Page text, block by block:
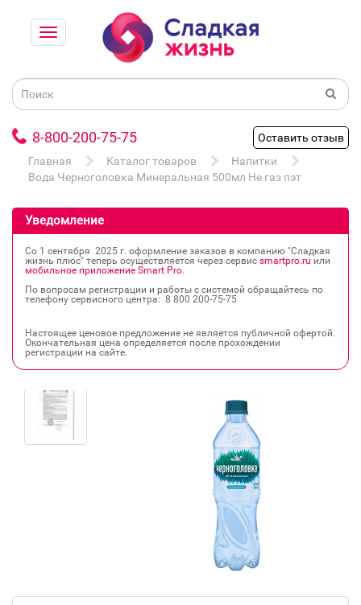
8-800-200-75-75
Оставить отзыв
Главная
Каталог товаров
Напитки
Вода Черноголовка Минеральная 500мл Не газ пэт
Уведомление
Со 1 сентября 2025 г. оформление заказов в компанию "Сладкая
жизнь плюс" теперь осуществляется через сервис smartpro.ru или
мобильное приложение Smart Pro.
По вопросам регистрации и работы с системой обращайтесь по
телефону сервисного центра: 8 800 200‐75‐75
Настоящее ценовое предложение не является публичной офертой.
Окончательная цена определяется после прохождении
регистрации на сайте.